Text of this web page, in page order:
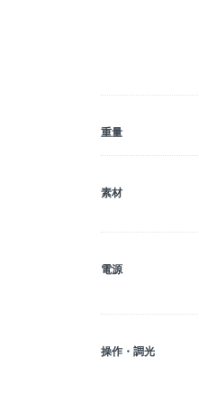
重量
素材
電源
操作・調光